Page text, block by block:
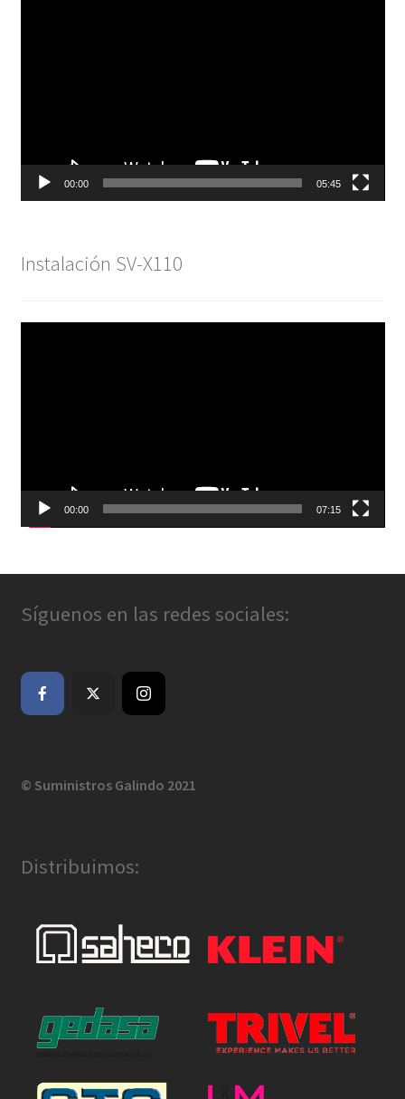
00:00 05:45
Instalación SV-X110
00:00 07:15
Síguenos en las redes sociales:
© Suministros Galindo 2021
Distribuimos: